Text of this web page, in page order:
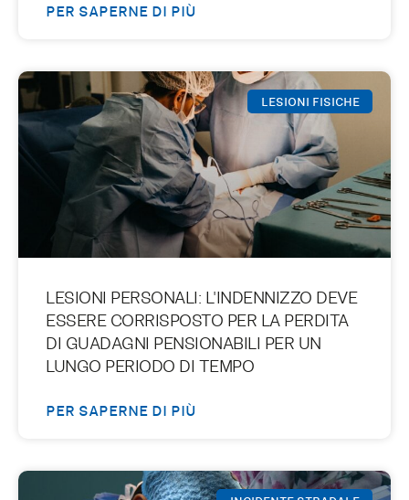
PER SAPERNE DI PIÙ
LESIONI FISICHE
LESIONI PERSONALI: L'INDENNIZZO DEVE
ESSERE CORRISPOSTO PER LA PERDITA
DI GUADAGNI PENSIONABILI PER UN
LUNGO PERIODO DI TEMPO
PER SAPERNE DI PIÙ